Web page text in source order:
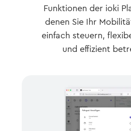
Funktionen der ioki
denen Sie Ihr
einfach steuern,
und effizient